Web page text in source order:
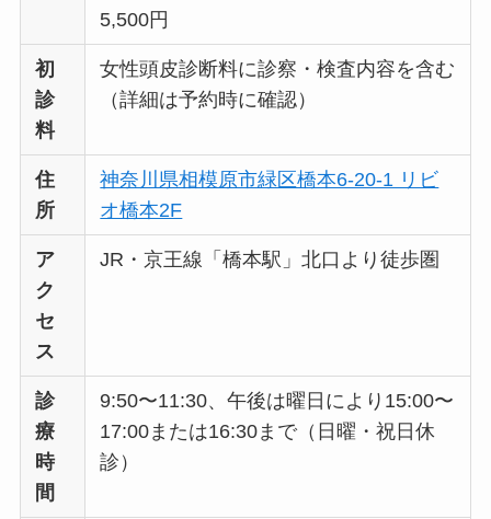
5,500円
初
診
料
女性頭皮診断料に診察・検査内容を含む
（詳細は予約時に確認）
住
所
神奈川県相模原市緑区橋本6-20-1 リビ
オ橋本2F
ア
ク
セ
ス
JR・京王線「橋本駅」北口より徒歩圏
診
療
時
間
9:50〜11:30、午後は曜日により15:00〜
17:00または16:30まで（日曜・祝日休
診）